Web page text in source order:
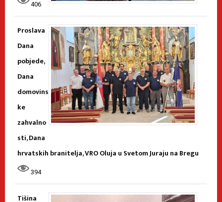
406
Proslava
Dana
pobjede,
Dana
domovins
ke
zahvalno
sti, Dana
hrvatskih branitelja, VRO Oluja u Svetom Juraju na Bregu
394
Tišina